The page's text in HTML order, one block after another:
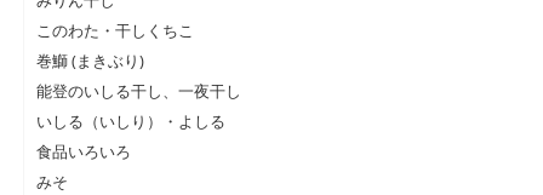
このわた・干しくちこ
巻鰤 (まきぶり)
能登のいしる干し、一夜干し
いしる（いしり）・よしる
食品いろいろ
みそ